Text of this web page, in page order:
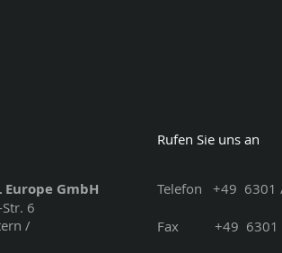
Europe GmbH
6
/
Rufen Sie uns an
Telefon +49 6301
Fax +49